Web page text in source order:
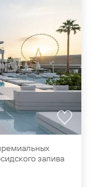
залива